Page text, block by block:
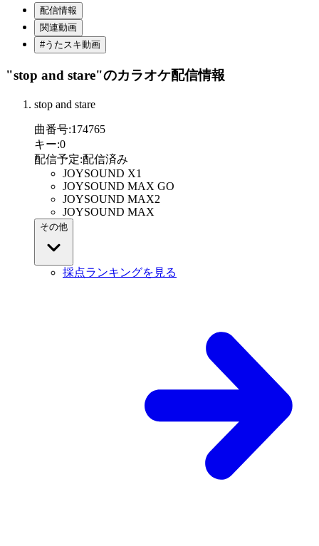
配信情報
関連動画
#うたスキ動画
"stop and stare"のカラオケ配信情報
stop and stare
曲番号:174765
キー:0
配信予定:配信済み
JOYSOUND X1
JOYSOUND MAX GO
JOYSOUND MAX2
JOYSOUND MAX
その他
採点ランキングを見る